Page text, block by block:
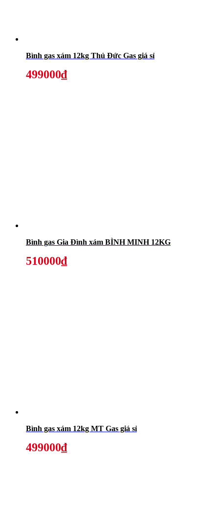
Bình gas xám 12kg Thủ Đức Gas giá sỉ
499000₫
Bình gas Gia Đình xám BÌNH MINH 12KG
510000₫
Bình gas xám 12kg MT Gas giá sỉ
499000₫